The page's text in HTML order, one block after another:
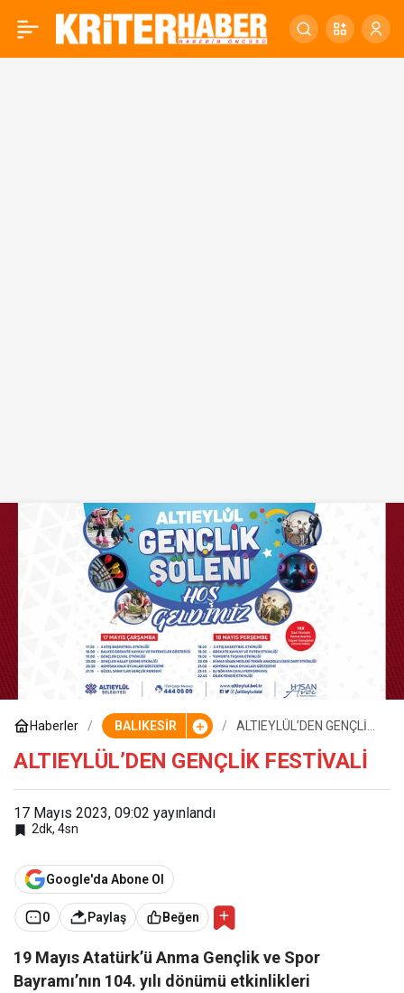
Haberler BALIKESİR
ALTIEYLÜL’DEN GENÇLİK
ALTIEYLÜL’DEN GENÇLİK FESTİVALİ
17 Mayıs 2023, 09:02 yayınlandı
2dk, 4sn
Google'da Abone Ol
0 Paylaş Beğen
19 Mayıs Atatürk’ü Anma Gençlik ve Spor
Bayramı’nın 104. yılı dönümü etkinlikleri
ALTIEYLÜL’DEN GENÇLİK 0